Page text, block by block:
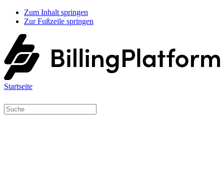
Zum Inhalt springen
Zur Fußzeile springen
Startseite